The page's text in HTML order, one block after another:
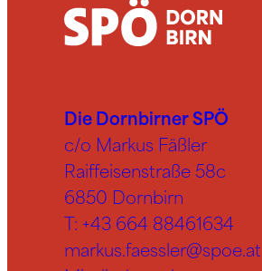
Die Dornbirner SPÖ
c/o Markus Fäßler
Raiffeisenstraße 58c
6850 Dornbirn
T: +43 664 88461634
markus.faessler@spoe.at